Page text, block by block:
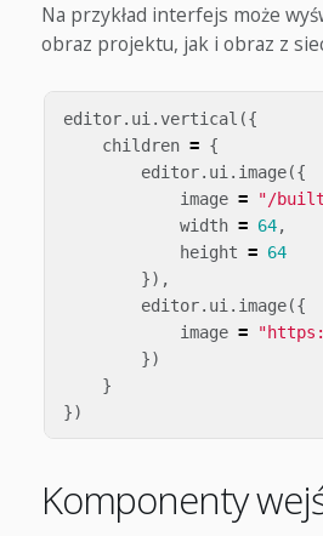
Na przykład interfejs może
obraz projektu, jak i obraz z
editor. ui .vertical ({
children = {
editor. ui . image({
image =
"/
width = 64,
height = 64
}),
editor. ui . image({
image =
})
}
})
Komponenty